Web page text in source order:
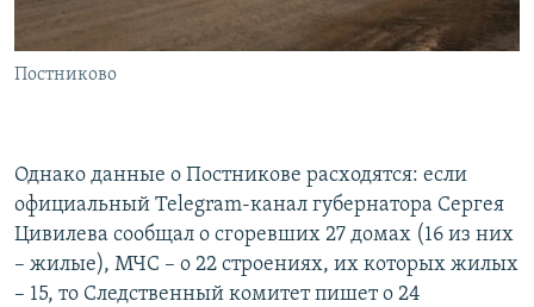
Постниково
Однако данные о Постникове расходятся: если
официальный Telegram-канал губернатора Сергея
Цивилева сообщал о сгоревших 27 домах (16 из них
– жилые), МЧС – о 22 строениях, их которых жилых
– 15, то Следственный комитет пишет о 24